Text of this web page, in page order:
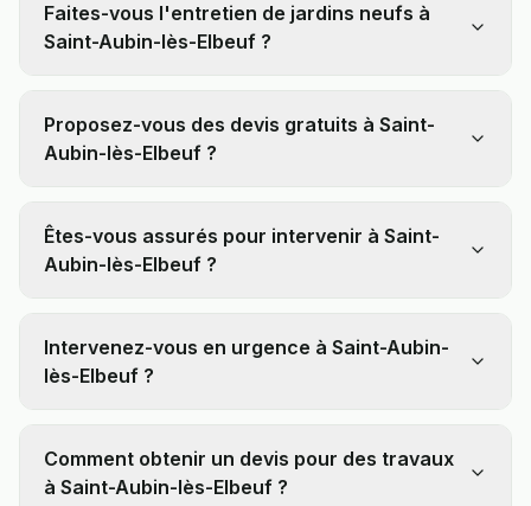
Faites-vous l'entretien de jardins neufs à
Saint-Aubin-lès-Elbeuf ?
Proposez-vous des devis gratuits à Saint-
Aubin-lès-Elbeuf ?
Êtes-vous assurés pour intervenir à Saint-
Aubin-lès-Elbeuf ?
Intervenez-vous en urgence à Saint-Aubin-
lès-Elbeuf ?
Comment obtenir un devis pour des travaux
à Saint-Aubin-lès-Elbeuf ?